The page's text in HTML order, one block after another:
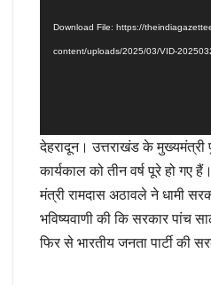
Download File: https://
content/uploads/2025/03/VID-
देहरादून। उत्तराखंड के मुख्यमंत्री
कार्यकाल को तीन वर्ष पूरे हो गए
मंत्री रामदास अठावले ने धामी
भविष्यवाणी की कि सरकार पांच
फिर से भारतीय जनता पार्टी की